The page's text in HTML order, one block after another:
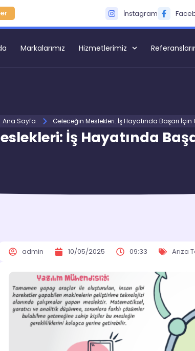
İnstagram
Markalarımız Hizmetlerimiz
Ana Sayfa Geleceğin Meslekleri: İş Hayatında Başarı İçin
İş Hayatında
admin 10/05/2025 09:33 Arıza